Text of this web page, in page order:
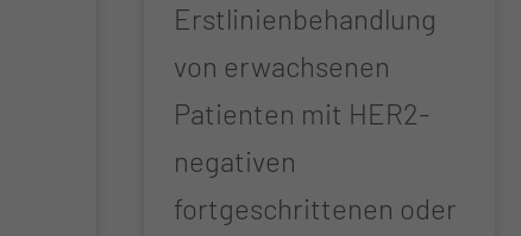
Erstlinienbehandlung
von erwachsenen
Patienten mit HER2-
negativen
fortgeschrittenen oder